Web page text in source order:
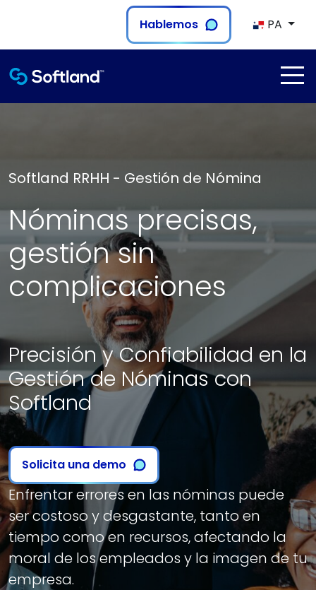
Hablemos PA
Softland RRHH - Gestión de Nómina
Nóminas precisas,
gestión sin
complicaciones
Precisión y Confiabilidad en la
Gestión de Nóminas con
Softland
Solicita una demo
Enfrentar errores en las nóminas puede
ser costoso y desgastante, tanto en
tiempo como en recursos, afectando la
moral de los empleados y la imagen de tu
empresa.